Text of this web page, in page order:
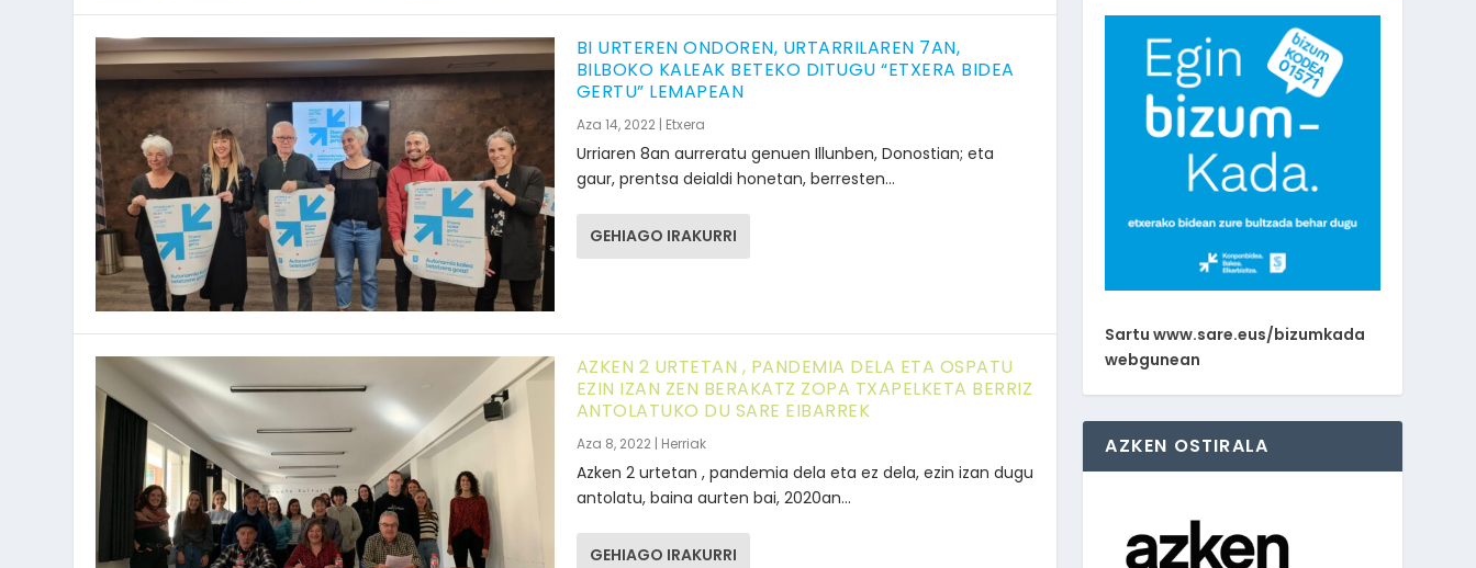
BI URTEREN ONDOREN, URTARRILAREN 7AN,
BILBOKO KALEAK BETEKO DITUGU “ETXERA BIDEA
GERTU” LEMAPEAN
Aza 14, 2022| Etxera
Urriaren 8an aurreratu genuen Illunben, Donostian; eta
gaur, prentsa deialdi honetan, berresten...
GEHIAGO IRAKURRI
AZKEN 2 URTETAN , PANDEMIA DELA ETA OSPATU
EZIN IZAN ZEN BERAKATZ ZOPA TXAPELKETA BERRIZ
ANTOLATUKO DU SARE EIBARREK
Aza 8, 2022| Herriak
Azken 2 urtetan , pandemia dela eta ez dela, ezin izan dugu
antolatu, baina aurten bai, 2020an...
GEHIAGO IRAKURRI
Sartu www.sare.eus/bizumkada
webgunean
AZKEN OSTIRALA